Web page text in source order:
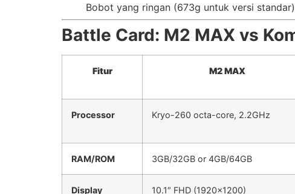
Bobot yang ringan (673g untuk versi
Battle Card: M2 MAX vs
Fitur M2 MAX
Processor Kryo-260 octa-core, 2.2GHz
RAM/ROM 3GB/32GB or 4GB/64GB
Display 10.1″ FHD (1920×1200)